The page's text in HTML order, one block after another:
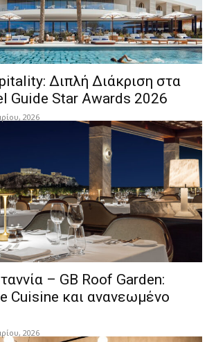
Διπλή Διάκριση στα
Guide Star Awards 2026
2026
– GB Roof Garden:
Cuisine και ανανεωμένο
2026